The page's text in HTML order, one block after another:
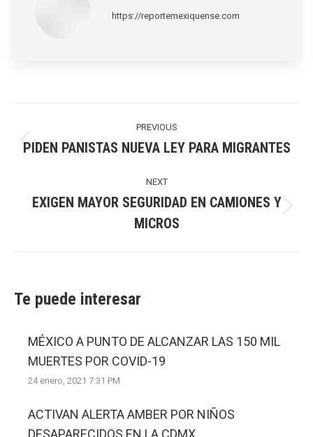
https://reportemexiquense.com
navigation
PREVIOUS
Previous
PIDEN PANISTAS NUEVA LEY PARA MIGRANTES
NEXT
post:
EXIGEN MAYOR SEGURIDAD EN CAMIONES Y
MICROS
Te puede interesar
MÉXICO A PUNTO DE ALCANZAR LAS 150 MIL
MUERTES POR COVID-19
24 enero, 2021 7:31 PM
ACTIVAN ALERTA AMBER POR NIÑOS